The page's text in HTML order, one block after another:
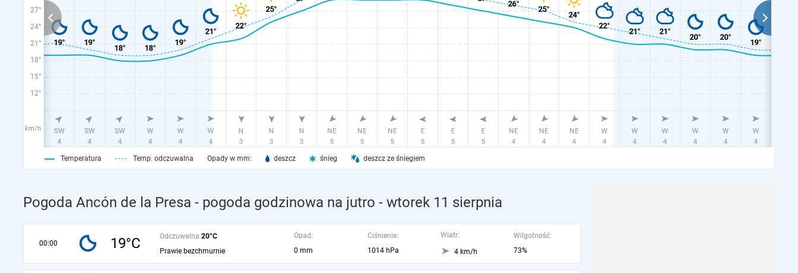
27°
24°
21°
18°
15°
12°
km/h
Temperatura Temp. odczuwalna Opady w mm: deszcz śnieg deszcz ze śniegiem
Pogoda Ancón de la Presa - pogoda godzinowa na jutro - wtorek 11 sierpnia
00:00 19°C Odczuwalna 20°C
Prawie bezchmurnie
Opad:
0 mm
Ciśnienie:
1014 hPa
Wiatr:
4 km/h
Wilgotność:
73%